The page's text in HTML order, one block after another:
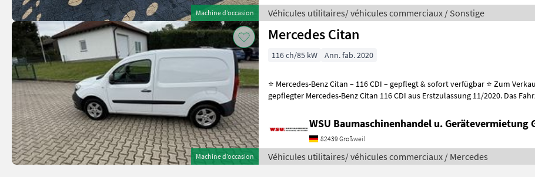
Machine d’occasion Véhicules utilitaires/ véhicules commerciaux / Sonstige
Machine d’occasion
Mercedes Citan
116 ch/85 kW Ann. fab. 2020
⭐ Mercedes-Benz Citan – 116 CDI – gepflegt & sofort verfügbar ⭐ Zum Verkauf steht ein
gepflegter Mercedes-Benz Citan 116 CDI aus Erstzulassung 11/2020. Das
WSU Baumaschinenhandel u. Gerätevermietung
82439 Großweil
Véhicules utilitaires/ véhicules commerciaux / Mercedes